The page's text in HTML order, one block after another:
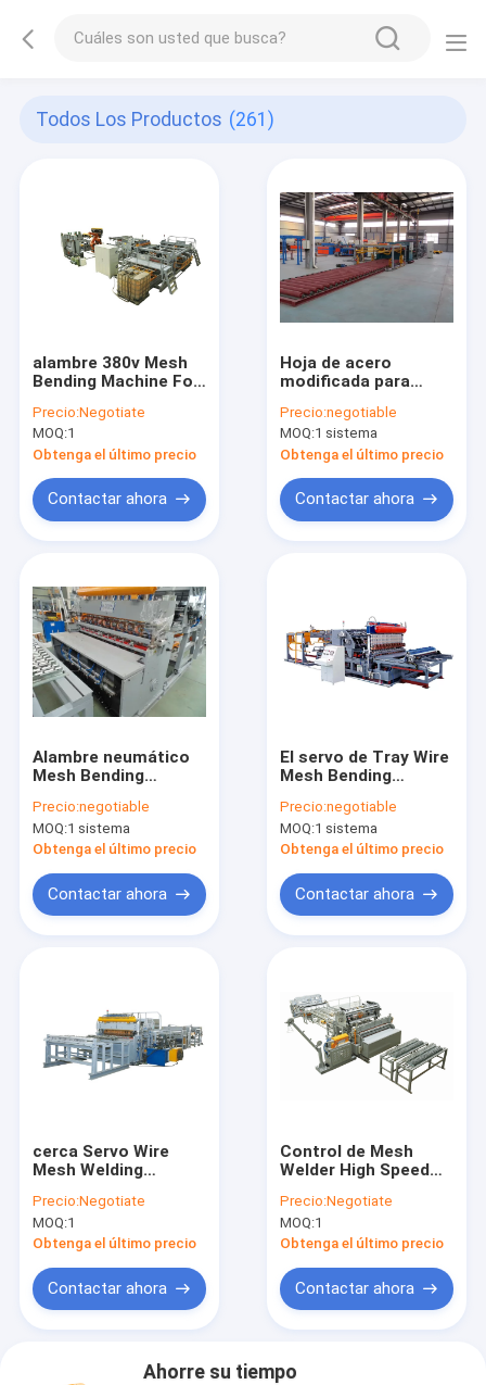
Todos Los Productos (261)
alambre 380v Mesh
Bending Machine For
Precio:Negotiate
MOQ:1
Obtenga el último precio
Contactar ahora
Hoja de acero
modificada para
particulares Mesh
Bending Machine
12m m
Precio:negotiable
MOQ:1 sistema
Obtenga el último precio
Contactar ahora
Alambre neumático
Mesh Bending
Programming
Adjustments de la
anchura 3300m m
Precio:negotiable
MOQ:1 sistema
Obtenga el último precio
Contactar ahora
El servo de Tray Wire
Mesh Bending
tira de hidráulico
Precio:negotiable
MOQ:1 sistema
Obtenga el último precio
Contactar ahora
cerca Servo Wire
Mesh Welding
de 2500m m
Precio:Negotiate
MOQ:1
Obtenga el último precio
Contactar ahora
Control de Mesh
Welder High Speed
pollo
Precio:Negotiate
MOQ:1
Obtenga el último precio
Contactar ahora
Ahorre su tiempo